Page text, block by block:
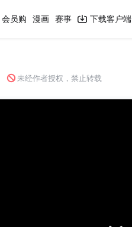
会员购 漫画 赛事 下载客户端
未经作者授权，禁止转载